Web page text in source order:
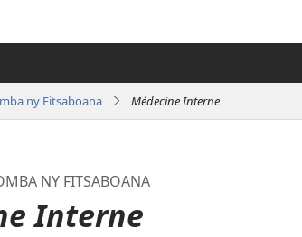
ny Fitsaboana Médecine Interne
NY FITSABOANA
Interne